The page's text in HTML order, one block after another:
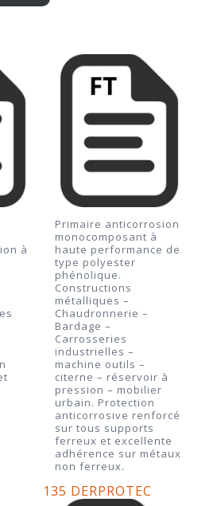
à
Primaire anticorrosion
monocomposant à
haute performance de
type polyester
phénolique.
Constructions
métalliques –
Chaudronnerie –
Bardage –
Carrosseries
industrielles –
machine outils –
citerne – réservoir à
pression – mobilier
urbain. Protection
anticorrosive renforcé
sur tous supports
ferreux et excellente
adhérence sur métaux
non ferreux.
135 DERPROTEC